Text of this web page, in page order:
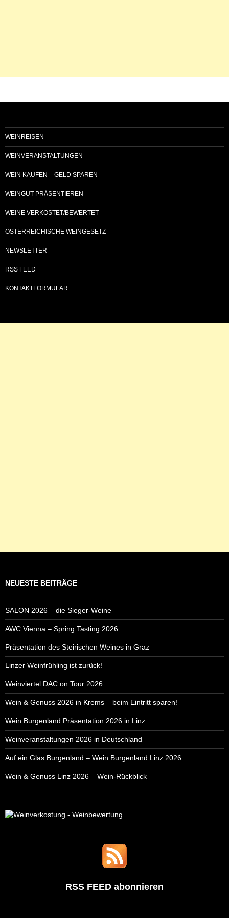
WEINREISEN
WEINVERANSTALTUNGEN
WEIN KAUFEN – GELD SPAREN
WEINGUT PRÄSENTIEREN
WEINE VERKOSTET/BEWERTET
ÖSTERREICHISCHE WEINGESETZ
NEWSLETTER
RSS FEED
KONTAKTFORMULAR
NEUESTE BEITRÄGE
SALON 2026 – die Sieger-Weine
AWC Vienna – Spring Tasting 2026
Präsentation des Steirischen Weines in Graz
Linzer Weinfrühling ist zurück!
Weinviertel DAC on Tour 2026
Wein & Genuss 2026 in Krems – beim Eintritt sparen!
Wein Burgenland Präsentation 2026 in Linz
Weinveranstaltungen 2026 in Deutschland
Auf ein Glas Burgenland – Wein Burgenland Linz 2026
Wein & Genuss Linz 2026 – Wein-Rückblick
RSS FEED abonnieren